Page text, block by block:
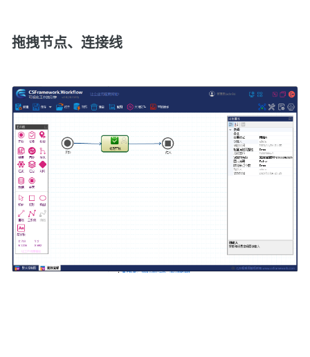
拖拽节点、连接线